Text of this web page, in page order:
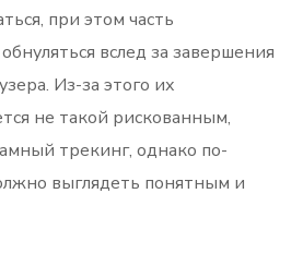
при этом часть
вслед за завершения
Из-за этого их
не такой рискованным,
трекинг, однако по-
выглядеть понятным и